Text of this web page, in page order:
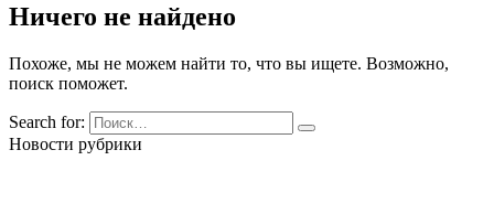
Ничего не найдено
Похоже, мы не можем найти то, что вы ищете. Возможно,
поиск поможет.
Search for:
Новости рубрики